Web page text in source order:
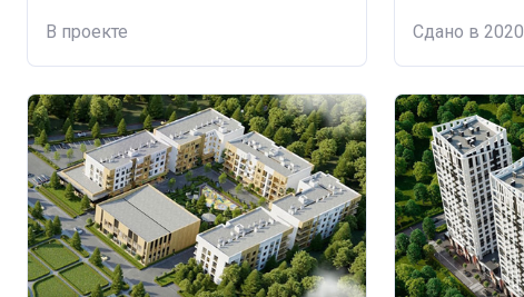
В проекте Сдано в 2020